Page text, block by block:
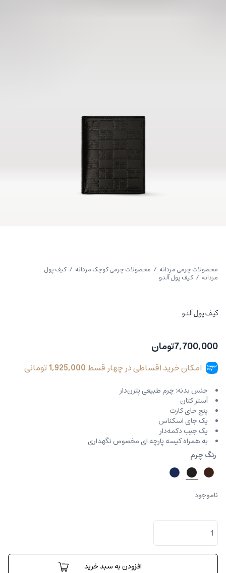
محصولات چرمی مردانه / محصولات چرمی کوچک مردانه / کیف پول
مردانه / کیف پول آلدو
کیف پول آلدو
7,700,000تومان
امکان خرید اقساطی در چهار قسط1,925,000تومانی
جنس بدنه: چرم طبیعی پترن‌دار
آستر کتان
پنج جای کارت
یک جای اسکناس
یک جیب دکمه‌دار
به همراه کیسه پارچه ای مخصوص نگهداری
رنگ چرم
ناموجود
کیف
پول
آلدو
عدد
افزودن به سبد خرید